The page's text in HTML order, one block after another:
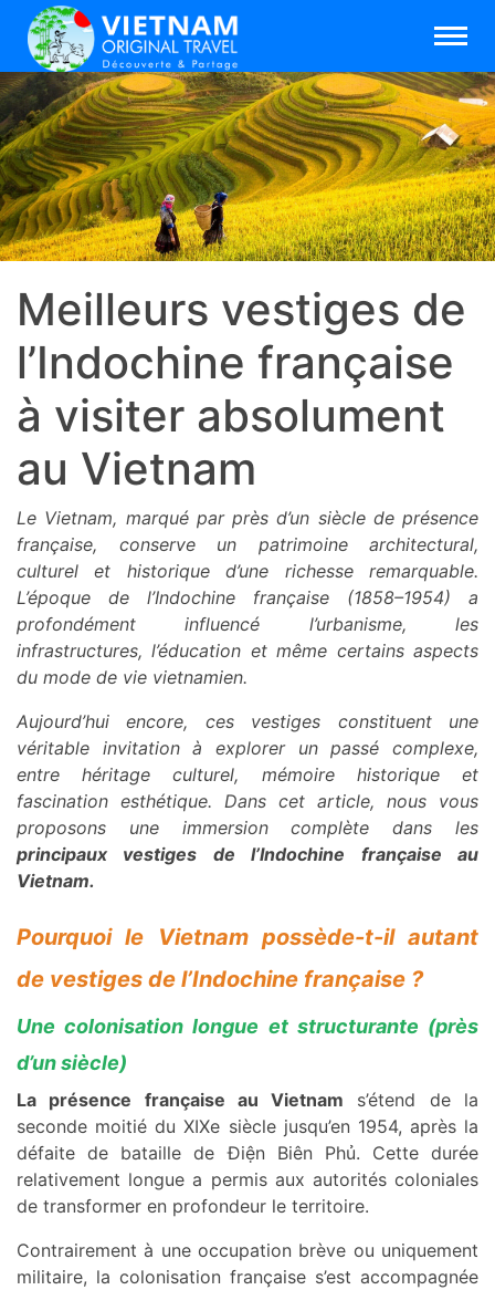
Meilleurs vestiges de
l’Indochine française
à visiter absolument
au Vietnam
Le Vietnam, marqué par près d’un siècle de présence
française, conserve un patrimoine architectural,
culturel et historique d’une richesse remarquable.
L’époque de l’Indochine française (1858–1954) a
profondément influencé l’urbanisme, les
infrastructures, l’éducation et même certains aspects
du mode de vie vietnamien.
Aujourd’hui encore, ces vestiges constituent une
véritable invitation à explorer un passé complexe,
entre héritage culturel, mémoire historique et
fascination esthétique. Dans cet article, nous vous
proposons une immersion complète dans les
principaux vestiges de l’Indochine française au
Vietnam.
Pourquoi le Vietnam possède-t-il autant
de vestiges de l’Indochine française ?
Une colonisation longue et structurante (près
d’un siècle)
La présence française au Vietnam s’étend de la
seconde moitié du XIXe siècle jusqu’en 1954, après la
défaite de bataille de Điện Biên Phủ. Cette durée
relativement longue a permis aux autorités coloniales
de transformer en profondeur le territoire.
Contrairement à une occupation brève ou uniquement
militaire, la colonisation française s’est accompagnée